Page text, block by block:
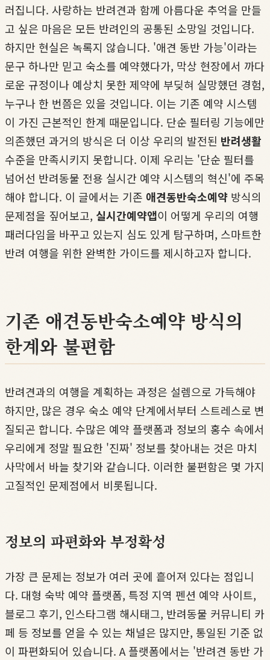
러집니다. 사랑하는 반려견과 함께 아름다운 추억을 만들
고 싶은 마음은 모든 반려인의 공통된 소망일 것입니다.
하지만 현실은 녹록지 않습니다. '애견 동반 가능'이라는
문구 하나만 믿고 숙소를 예약했다가, 막상 현장에서 까다
로운 규정이나 예상치 못한 제약에 부딪혀 실망했던 경험,
누구나 한 번쯤은 있을 것입니다. 이는 기존 예약 시스템
이 가진 근본적인 한계 때문입니다. 단순 필터링 기능에만
의존했던 과거의 방식은 더 이상 우리의 발전된 반려생활
수준을 만족시키지 못합니다. 이제 우리는 '단순 필터를
넘어선 반려동물 전용 실시간 예약 시스템의 혁신'에 주목
해야 합니다. 이 글에서는 기존 애견동반숙소예약 방식의
문제점을 짚어보고, 실시간예약앱이 어떻게 우리의 여행
패러다임을 바꾸고 있는지 심도 있게 탐구하며, 스마트한
반려 여행을 위한 완벽한 가이드를 제시하고자 합니다.
기존 애견동반숙소예약 방식의
한계와 불편함
반려견과의 여행을 계획하는 과정은 설렘으로 가득해야
하지만, 많은 경우 숙소 예약 단계에서부터 스트레스로 변
질되곤 합니다. 수많은 예약 플랫폼과 정보의 홍수 속에서
우리에게 정말 필요한 '진짜' 정보를 찾아내는 것은 마치
사막에서 바늘 찾기와 같습니다. 이러한 불편함은 몇 가지
고질적인 문제점에서 비롯됩니다.
정보의 파편화와 부정확성
가장 큰 문제는 정보가 여러 곳에 흩어져 있다는 점입니
다. 대형 숙박 예약 플랫폼, 특정 지역 펜션 예약 사이트,
블로그 후기, 인스타그램 해시태그, 반려동물 커뮤니티 카
페 등 정보를 얻을 수 있는 채널은 많지만, 통일된 기준 없
이 파편화되어 있습니다. A 플랫폼에서는 '반려견 동반 가